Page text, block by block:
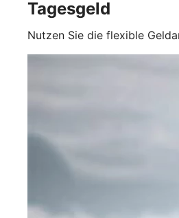
Tagesgeld
Nutzen Sie die flexible